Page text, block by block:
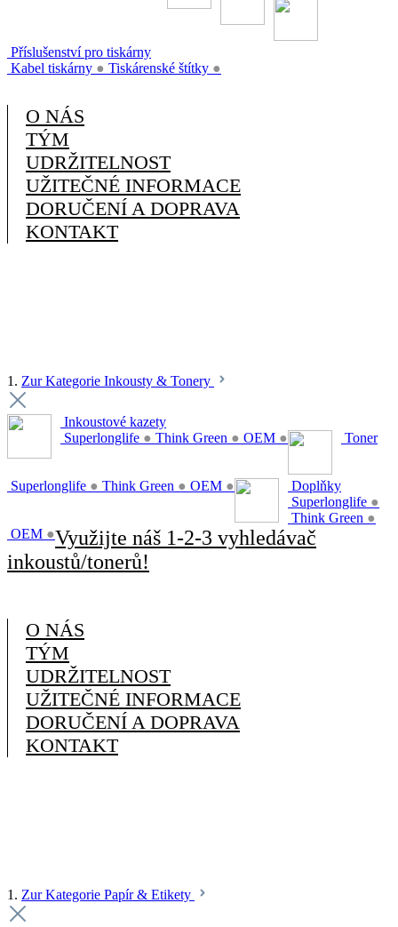
Příslušenství pro tiskárny
Kabel tiskárny ● Tiskárenské štítky ●
O NÁS
TÝM
UDRŽITELNOST
UŽITEČNÉ INFORMACE
DORUČENÍ A DOPRAVA
KONTAKT
1. Zur Kategorie Inkousty & Tonery
Inkoustové kazety
Superlonglife ● Think Green ● OEM ● Toner
Superlonglife ● Think Green ● OEM ●
Doplňky
Superlonglife ●
Think Green ●
OEM ●Využijte náš 1-2-3 vyhledávač
inkoustů/tonerů!
O NÁS
TÝM
UDRŽITELNOST
UŽITEČNÉ INFORMACE
DORUČENÍ A DOPRAVA
KONTAKT
1. Zur Kategorie Papír & Etikety